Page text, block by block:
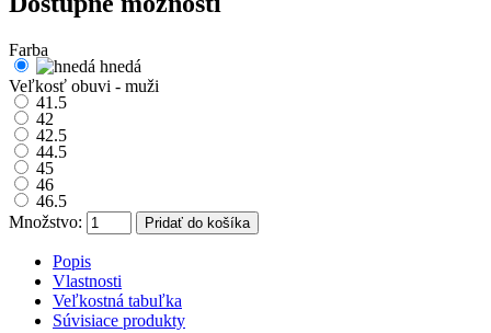
Farba
hnedá
Veľkosť obuvi - muži
41.5
42
42.5
44.5
45
46
46.5
Množstvo:
Pridať do košíka
Popis
Vlastnosti
Veľkostná tabuľka
Súvisiace produkty